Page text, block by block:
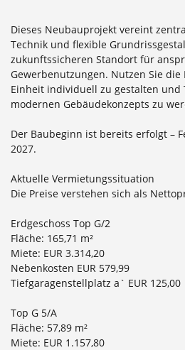
Dieses Neubauprojekt vereint
Technik und flexible
zukunftssicheren Standort für
Gewerbenutzungen. Nutzen Sie
Einheit individuell zu gestalten und
modernen Gebäudekonzepts zu
Der Baubeginn ist bereits erfolgt –
2027.
Aktuelle Vermietungssituation
Die Preise verstehen sich als
Erdgeschoss Top G/2
Fläche: 165,71 m²
Miete: EUR 3.314,20
Nebenkosten EUR 579,99
Tiefgaragenstellplatz a` EUR 125,00
Top G 5/A
Fläche: 57,89 m²
Miete: EUR 1.157,80